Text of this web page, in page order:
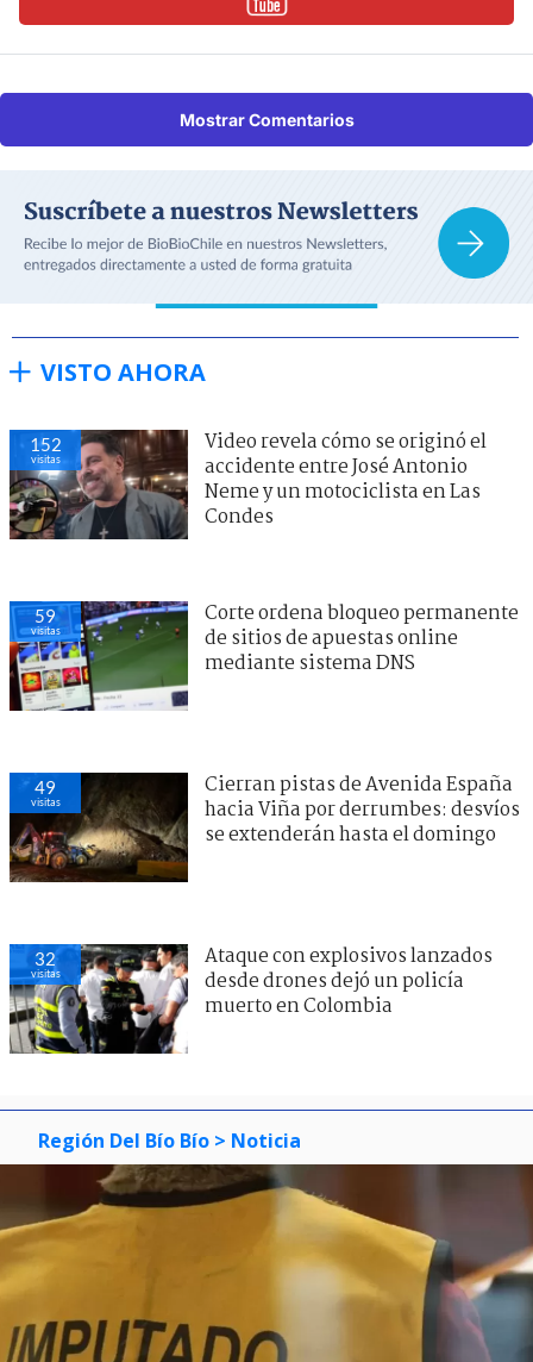
Mostrar Comentarios
VISTO AHORA
152
visitas
Video revela cómo se originó el
accidente entre José Antonio
Neme y un motociclista en Las
Condes
59
visitas
Corte ordena bloqueo permanente
de sitios de apuestas online
mediante sistema DNS
49
visitas
Cierran pistas de Avenida España
hacia Viña por derrumbes: desvíos
se extenderán hasta el domingo
32
visitas
Ataque con explosivos lanzados
desde drones dejó un policía
muerto en Colombia
Región Del Bío Bío > Noticia